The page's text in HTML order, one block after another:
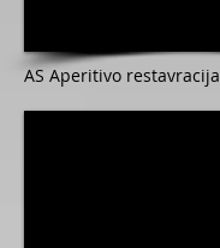
AS Aperitivo restavracija